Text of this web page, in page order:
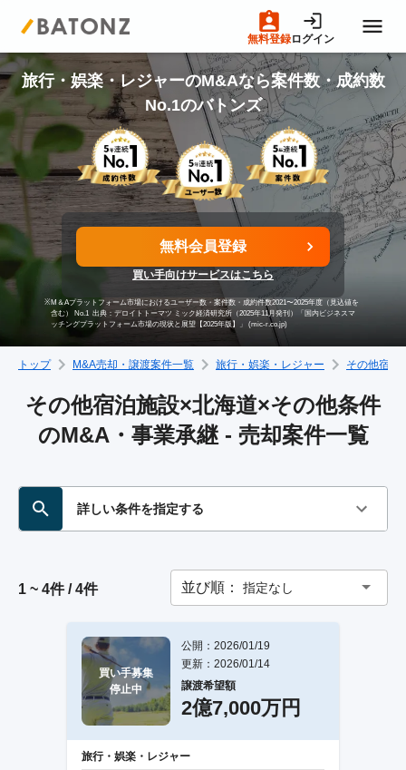
無料登録ログイン
トップページ
M&A案件一覧
売りたい方へ
買いたい方へ
成約事例
M&A専門家の方へ
旅行・娯楽・レジャーのM&Aなら案件数・成約数
No.1のバトンズ
無料会員登録
買い手向けサービスはこちら
※M＆Aプラットフォーム市場におけるユーザー数・案件数・成約件数2021〜2025年度（見込値を
含む） No.1 出典：デロイトトーマツ ミック経済研究所（2025年11月発刊）「国内ビジネスマ
ッチングプラットフォーム市場の現状と展望【2025年版】」 (mic-r.co.jp)
トップ M&A売却・譲渡案件一覧 旅行・娯楽・レジャー その他宿泊
その他宿泊施設×北海道×その他条件
のM&A・事業承継 - 売却案件一覧
詳しい条件を指定する
1 ~ 4件 / 4件 並び順： 指定なし
買い手募集
停止中
公開：2026/01/19
更新：2026/01/14
譲渡希望額
2億7,000万円
旅行・娯楽・レジャー